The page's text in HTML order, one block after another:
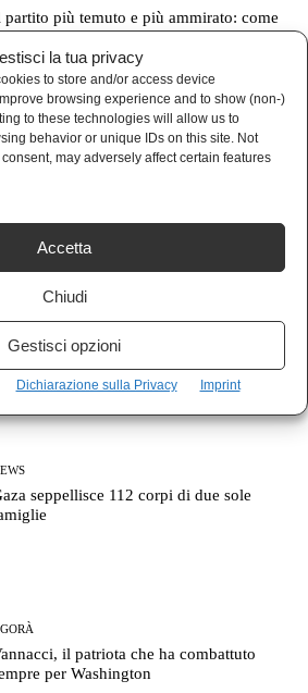
la tua privacy
to store and/or access device
browsing experience and to show (non-)
to these technologies will allow us to
behavior or unique IDs on this site. Not
may adversely affect certain features
Accetta
Chiudi
Gestisci opzioni
Dichiarazione sulla Privacy Imprint
partito più temuto e più ammirato: come
il Pci?
Il vero fronte non è contro la destra: è
contro il partito della guerra
seppellisce 112 corpi di due sole
il patriota che ha combattuto
per Washington